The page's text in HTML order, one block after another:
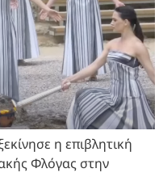
η επιβλητική
Φλόγας στην